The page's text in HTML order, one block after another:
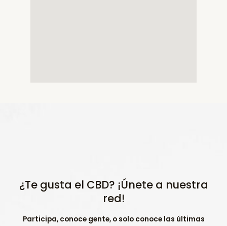
¿Te gusta el CBD? ¡Únete a nuestra
red!
Participa, conoce gente, o solo conoce las últimas